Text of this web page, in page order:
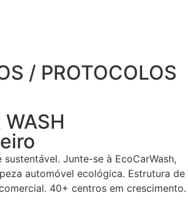
/ PROTOCOLOS
WASH
Junte-se à EcoCarWash,
automóvel ecológica. Estrutura de
40+ centros em crescimento.